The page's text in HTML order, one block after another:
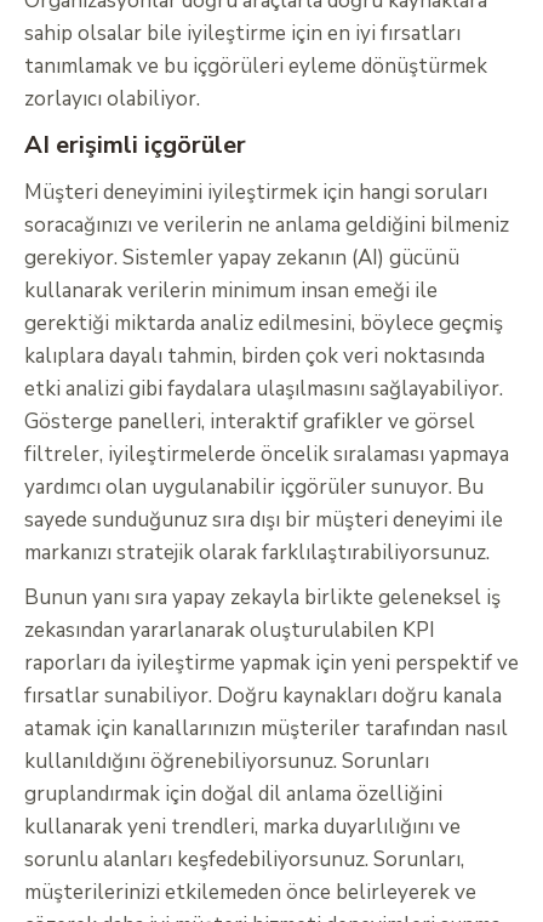
sahip olsalar bile iyileştirme için en iyi fırsatları
tanımlamak ve bu içgörüleri eyleme dönüştürmek
zorlayıcı olabiliyor.
AI erişimli içgörüler
Müşteri deneyimini iyileştirmek için hangi soruları
soracağınızı ve verilerin ne anlama geldiğini bilmeniz
gerekiyor. Sistemler yapay zekanın (AI) gücünü
kullanarak verilerin minimum insan emeği ile
gerektiği miktarda analiz edilmesini, böylece geçmiş
kalıplara dayalı tahmin, birden çok veri noktasında
etki analizi gibi faydalara ulaşılmasını sağlayabiliyor.
Gösterge panelleri, interaktif grafikler ve görsel
filtreler, iyileştirmelerde öncelik sıralaması yapmaya
yardımcı olan uygulanabilir içgörüler sunuyor. Bu
sayede sunduğunuz sıra dışı bir müşteri deneyimi ile
markanızı stratejik olarak farklılaştırabiliyorsunuz.
Bunun yanı sıra yapay zekayla birlikte geleneksel iş
zekasından yararlanarak oluşturulabilen KPI
raporları da iyileştirme yapmak için yeni perspektif ve
fırsatlar sunabiliyor. Doğru kaynakları doğru kanala
atamak için kanallarınızın müşteriler tarafından nasıl
kullanıldığını öğrenebiliyorsunuz. Sorunları
gruplandırmak için doğal dil anlama özelliğini
kullanarak yeni trendleri, marka duyarlılığını ve
sorunlu alanları keşfedebiliyorsunuz. Sorunları,
müşterilerinizi etkilemeden önce belirleyerek ve